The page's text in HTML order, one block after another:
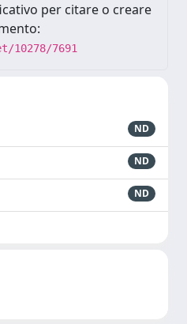
per citare o creare
7691
ND
ND
ND